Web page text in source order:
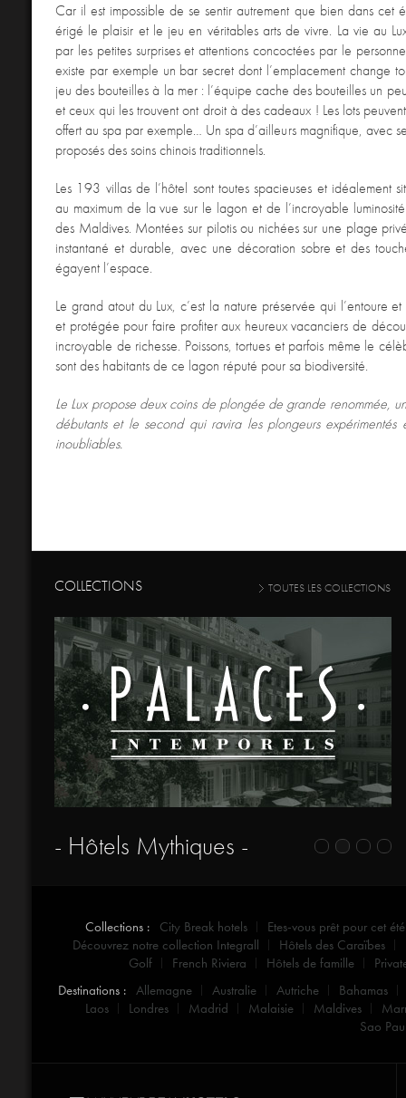
Car il est impossible de se sentir autrement que bien dans cet
érigé le plaisir et le jeu en véritables arts de vivre. La vie au
par les petites surprises et attentions concoctées par le
existe par exemple un bar secret dont l’emplacement change
jeu des bouteilles à la mer : l’équipe cache des bouteilles un
et ceux qui les trouvent ont droit à des cadeaux ! Les lots
offert au spa par exemple… Un spa d’ailleurs magnifique, avec
proposés des soins chinois traditionnels.
Les 193 villas de l’hôtel sont toutes spacieuses et idéalement
au maximum de la vue sur le lagon et de l’incroyable
des Maldives. Montées sur pilotis ou nichées sur une plage
instantané et durable, avec une décoration sobre et des
égayent l’espace.
Le grand atout du Lux, c’est la nature préservée qui l’entoure
et protégée pour faire profiter aux heureux vacanciers de
incroyable de richesse. Poissons, tortues et parfois même le
sont des habitants de ce lagon réputé pour sa biodiversité.
Le Lux propose deux coins de plongée de grande renommée,
débutants et le second qui ravira les plongeurs
inoubliables.
COLLECTIONS TOUTES LES COLLECTIONS
- Hôtels Mythiques -
Collections : City Break hotels
Etes-vous prêt pour cet été
Découvrez notre collection Integrall
Hôtels des Caraïbes
Golf
French Riviera Hôtels de famille
Destinations : Allemagne Australie Autriche
Bahamas
Laos
Londres Madrid Malaisie Maldives
Sao